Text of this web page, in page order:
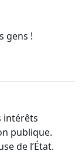
gens !
intérêts
publique.
de l’État.